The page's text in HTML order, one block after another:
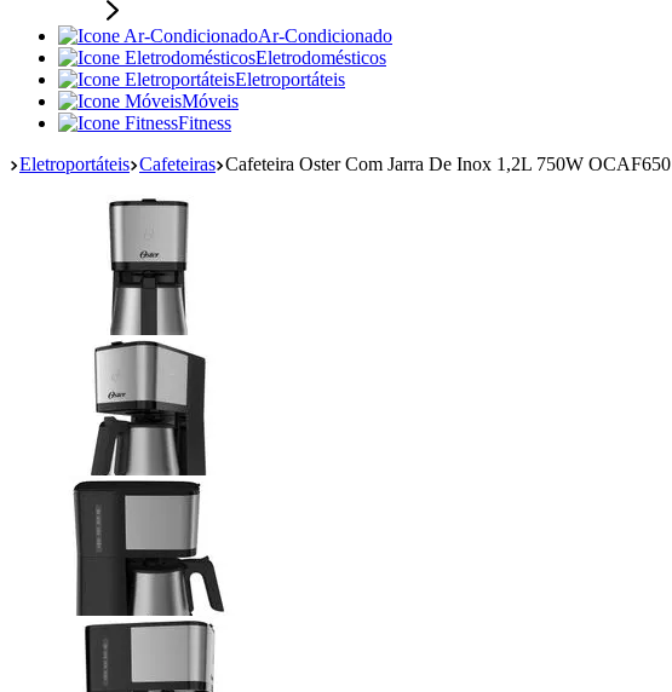
Ar-Condicionado
Eletrodomésticos
Eletroportáteis
Móveis
Fitness
Eletroportáteis Cafeteiras Cafeteira Oster Com Jarra De Inox 1,2L 750W OCAF650